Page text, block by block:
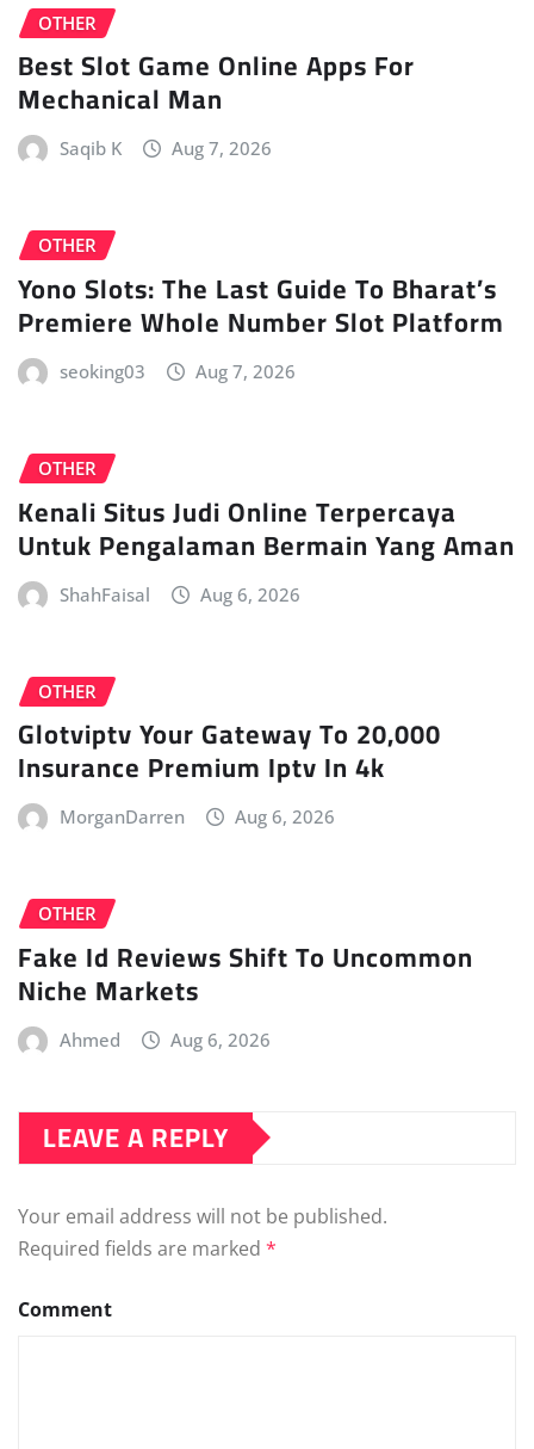
OTHER
Best Slot Game Online Apps For
Mechanical Man
Saqib K Aug 7, 2026
OTHER
Yono Slots: The Last Guide To Bharat’s
Premiere Whole Number Slot Platform
seoking03 Aug 7, 2026
OTHER
Kenali Situs Judi Online Terpercaya
Untuk Pengalaman Bermain Yang Aman
ShahFaisal Aug 6, 2026
OTHER
Glotviptv Your Gateway To 20,000
Insurance Premium Iptv In 4k
MorganDarren Aug 6, 2026
OTHER
Fake Id Reviews Shift To Uncommon
Niche Markets
Ahmed Aug 6, 2026
LEAVE A REPLY
Your email address will not be published.
Required fields are marked *
Comment